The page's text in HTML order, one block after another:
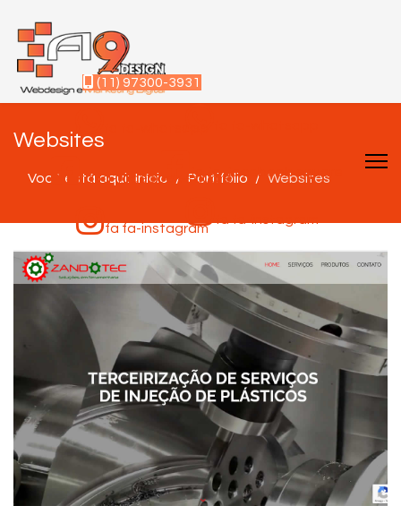
(11) 97300-3931
fa fa-facebook-square
fa fa-instagram
fa fa-facebook-square
Websites
Você está aqui: Início Portifólio Websites